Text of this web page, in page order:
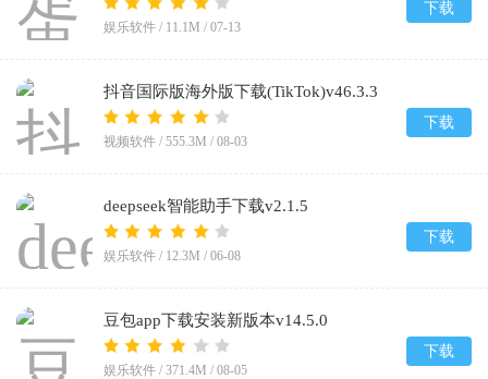
娱乐软件 / 11.1M / 07-13
下载
抖音国际版海外版下载(TikTok)v46.3.3
视频软件 / 555.3M / 08-03
下载
deepseek智能助手下载v2.1.5
娱乐软件 / 12.3M / 06-08
下载
豆包app下载安装新版本v14.5.0
娱乐软件 / 371.4M / 08-05
下载